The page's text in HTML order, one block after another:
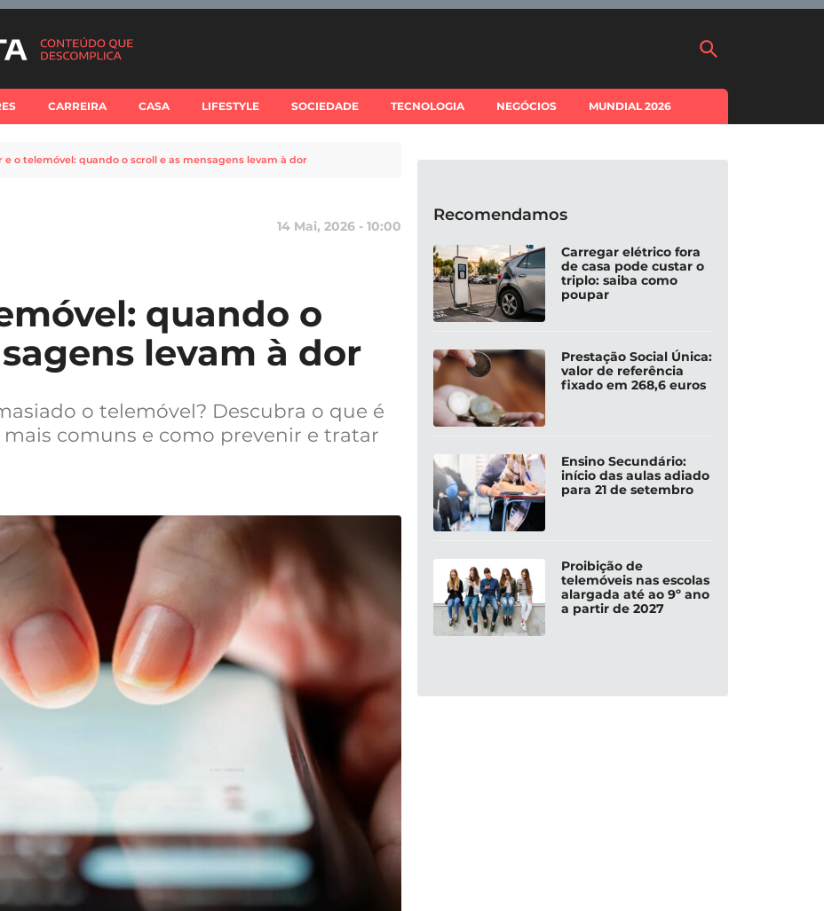
CARREIRA CASA LIFESTYLE SOCIEDADE TECNOLOGIA NEGÓCIOS MUNDIAL 2026
e o telemóvel: quando o scroll e as mensagens levam à dor
14 Mai, 2026 - 10:00
quando o
levam à dor
o telemóvel? Descubra o que é
mais comuns e como prevenir e tratar
Recomendamos
Carregar elétrico fora
de casa pode custar o
triplo: saiba como
poupar
Prestação Social Única:
valor de referência
fixado em 268,6 euros
Ensino Secundário:
início das aulas adiado
para 21 de setembro
Proibição de
telemóveis nas escolas
alargada até ao 9º ano
a partir de 2027